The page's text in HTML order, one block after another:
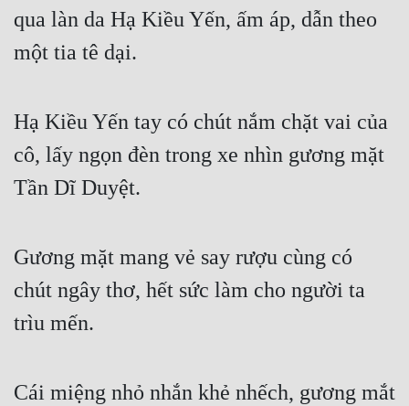
qua làn da Hạ Kiều Yến, ấm áp, dẫn theo
một tia tê dại.
Hạ Kiều Yến tay có chút nắm chặt vai của
cô, lấy ngọn đèn trong xe nhìn gương mặt
Tần Dĩ Duyệt.
Gương mặt mang vẻ say rượu cùng có
chút ngây thơ, hết sức làm cho người ta
trìu mến.
Cái miệng nhỏ nhắn khẻ nhếch, gương mắt